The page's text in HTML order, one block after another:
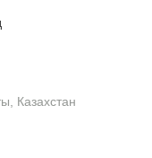
Казахстан